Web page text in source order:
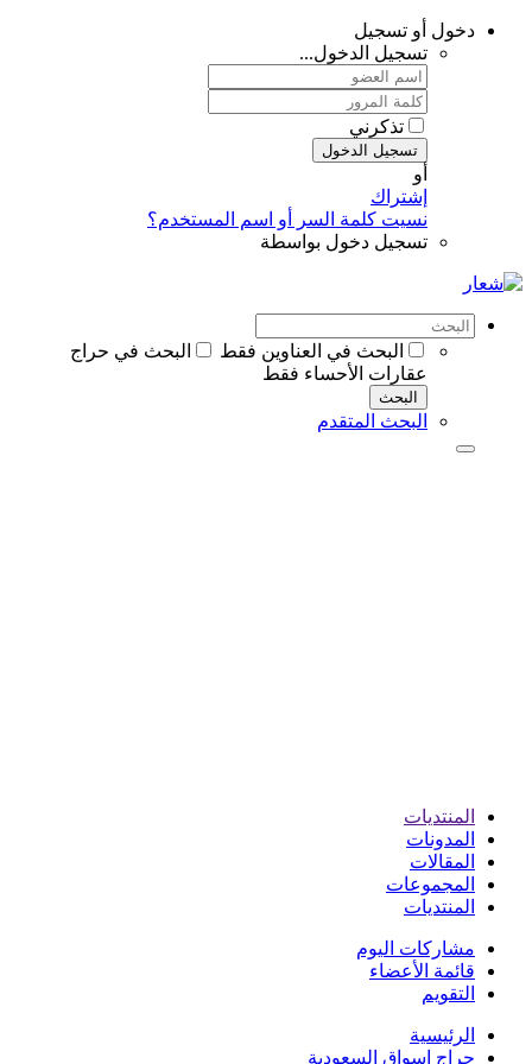
دخول أو تسجيل
تسجيل الدخول...
تذكرني
تسجيل الدخول
أو
إشتراك
نسيت كلمة السر أو اسم المستخدم؟
تسجيل دخول بواسطة
البحث في العناوين فقط
البحث في حراج
عقارات الأحساء فقط
البحث
البحث المتقدم
المنتديات
المدونات
المقالات
المجموعات
المنتديات
مشاركات اليوم
قائمة الأعضاء
التقويم
الرئيسية
حراج اسواق السعودية